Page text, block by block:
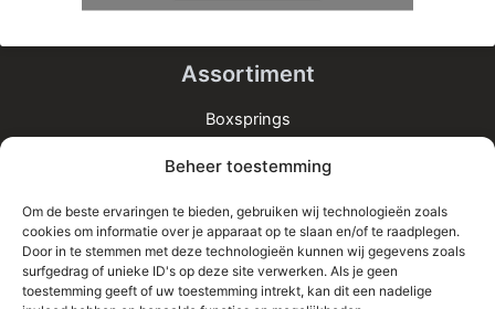
Beheer toestemming
Om de beste ervaringen te bieden, gebruiken wij technologieën zoals
cookies om informatie over je apparaat op te slaan en/of te raadplegen.
Door in te stemmen met deze technologieën kunnen wij gegevens zoals
surfgedrag of unieke ID's op deze site verwerken. Als je geen
toestemming geeft of uw toestemming intrekt, kan dit een nadelige
Assortiment
Boxsprings
Bedden
Informatie
Home